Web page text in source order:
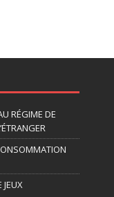
RÉGIME DE
JEUX